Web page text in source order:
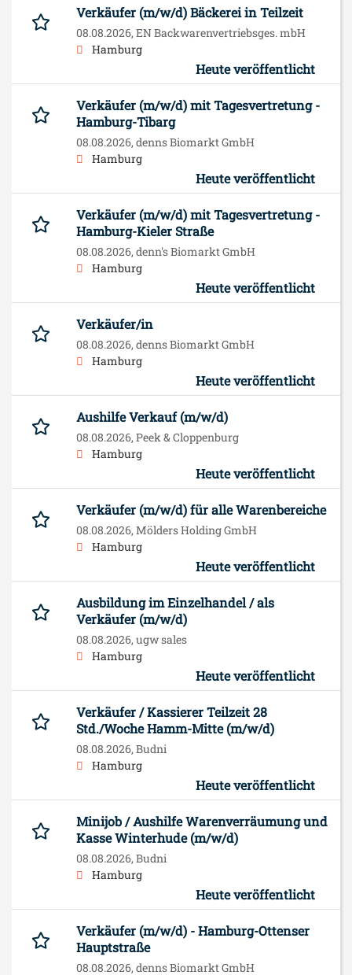
Verkäufer (m/w/d) Bäckerei in Teilzeit
08.08.2026, EN Backwarenvertriebsges. mbH
Hamburg
Heute veröffentlicht
Verkäufer (m/w/d) mit Tagesvertretung -
Hamburg-Tibarg
08.08.2026, denns Biomarkt GmbH
Hamburg
Heute veröffentlicht
Verkäufer (m/w/d) mit Tagesvertretung -
Hamburg-Kieler Straße
08.08.2026, denn's Biomarkt GmbH
Hamburg
Heute veröffentlicht
Verkäufer/in
08.08.2026, denns Biomarkt GmbH
Hamburg
Heute veröffentlicht
Aushilfe Verkauf (m/w/d)
08.08.2026, Peek & Cloppenburg
Hamburg
Heute veröffentlicht
Verkäufer (m/w/d) für alle Warenbereiche
08.08.2026, Mölders Holding GmbH
Hamburg
Heute veröffentlicht
Ausbildung im Einzelhandel / als
Verkäufer (m/w/d)
08.08.2026, ugw sales
Hamburg
Heute veröffentlicht
Verkäufer / Kassierer Teilzeit 28
Std./Woche Hamm-Mitte (m/w/d)
08.08.2026, Budni
Hamburg
Heute veröffentlicht
Minijob / Aushilfe Warenverräumung und
Kasse Winterhude (m/w/d)
08.08.2026, Budni
Hamburg
Heute veröffentlicht
Verkäufer (m/w/d) - Hamburg-Ottenser
Hauptstraße
08.08.2026, denns Biomarkt GmbH